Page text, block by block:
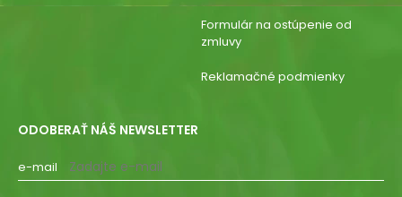
Formulár na ostúpenie od
zmluvy
Reklamačné podmienky
ODOBERAŤ NÁŠ NEWSLETTER
e-mail